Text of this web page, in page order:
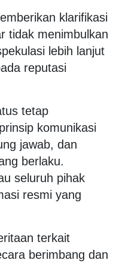
klarifikasi
tidak menimbulkan
lebih lanjut
reputasi
tetap
komunikasi
jawab, dan
berlaku.
seluruh pihak
resmi yang
terkait
berimbang dan